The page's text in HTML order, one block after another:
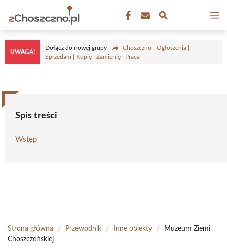
treści
UWAGA!
Dołącz do nowej grupy
Choszczno - Ogłoszenia |
Sprzedam | Kupię | Zamienię | Praca
Spis treści
Wstęp
Strona główna / Przewodnik / Inne obiekty /
Muzeum Ziemi
Choszczeńskiej